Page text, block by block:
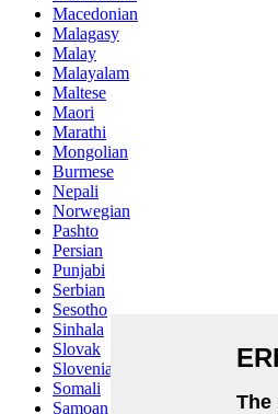
Macedonian
Malagasy
Malay
Malayalam
Maltese
Maori
Marathi
Mongolian
Burmese
Nepali
Norwegian
Pashto
Persian
Punjabi
Serbian
Sesotho
Sinhala
Slovak
Slovenian
Somali
Samoan